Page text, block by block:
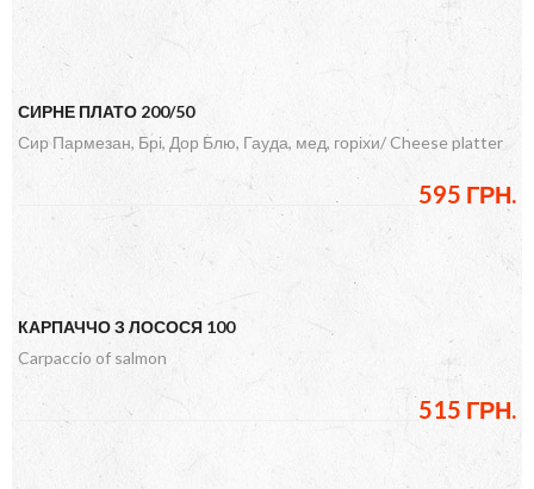
СИРНЕ ПЛАТО 200/50
Сир Пармезан, Брі, Дор Блю, Гауда, мед, горіхи/ Cheese platter
595 ГРН.
КАРПАЧЧО З ЛОСОСЯ 100
Carpaccio of salmon
515 ГРН.